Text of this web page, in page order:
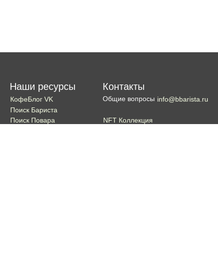
Наши ресурсы
КофеБлог VK
Поиск Бариста
Поиск Повара
Контакты
Общие вопросы info@bbarista.ru
NFT Коллекция